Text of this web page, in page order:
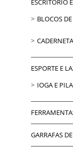
ESCRITÓRIO
BLOCOS
ESPORTE E
IOGA E
GARRAFAS